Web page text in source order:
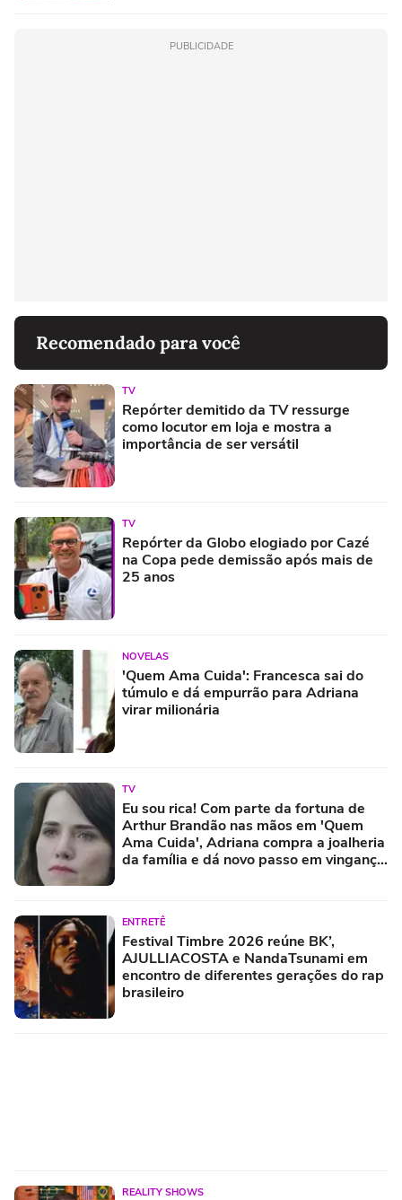
PUBLICIDADE
Recomendado para você
TV
Repórter demitido da TV ressurge
como locutor em loja e mostra a
importância de ser versátil
TV
Repórter da Globo elogiado por Cazé
na Copa pede demissão após mais de
25 anos
NOVELAS
'Quem Ama Cuida': Francesca sai do
túmulo e dá empurrão para Adriana
virar milionária
TV
Eu sou rica! Com parte da fortuna de
Arthur Brandão nas mãos em 'Quem
Ama Cuida', Adriana compra a joalheria
da família e dá novo passo em vingança
ENTRETÊ
Festival Timbre 2026 reúne BK’,
AJULLIACOSTA e NandaTsunami em
encontro de diferentes gerações do rap
brasileiro
REALITY SHOWS